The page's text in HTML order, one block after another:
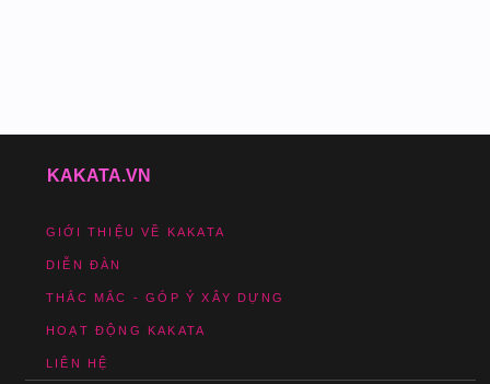
KAKATA.VN
GIỚI THIỆU VỀ KAKATA
DIỄN ĐÀN
THẮC MẮC - GÓP Ý XÂY DỰNG
HOẠT ĐỘNG KAKATA
LIÊN HỆ